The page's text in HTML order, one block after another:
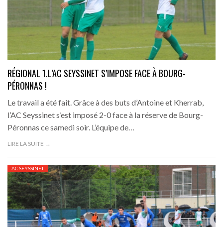
RÉGIONAL 1.L’AC SEYSSINET S’IMPOSE FACE À BOURG-
PÉRONNAS !
Le travail a été fait. Grâce à des buts d’Antoine et Kherrab,
l’AC Seyssinet s’est imposé 2-0 face à la réserve de Bourg-
Péronnas ce samedi soir. L’équipe de…
LIRE LA SUITE →
AC SEYSSINET